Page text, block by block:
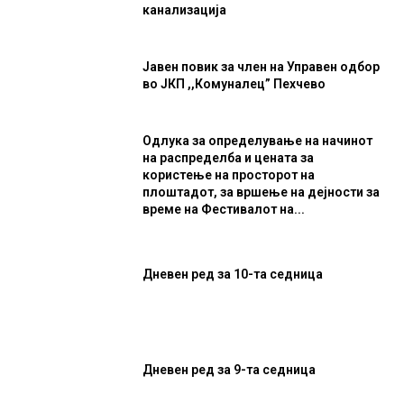
канализација
Јавен повик за член на Управен одбор
во ЈКП ,,Комуналец” Пехчево
Одлука за определување на начинот
на распределба и цената за
користење на просторот на
плоштадот, за вршење на дејности за
време на Фестивалот на...
Дневен ред за 10-та седница
Дневен ред за 9-та седница